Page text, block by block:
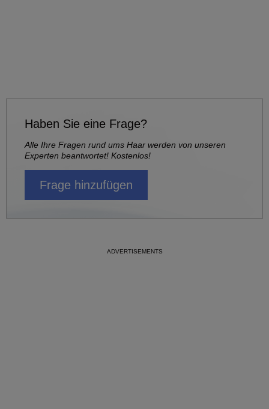
Haben Sie eine Frage?
Alle Ihre Fragen rund ums Haar werden von unseren
Experten beantwortet! Kostenlos!
Frage hinzufügen